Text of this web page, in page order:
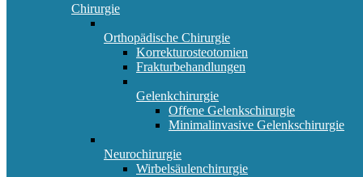
Chirurgie
Orthopädische Chirurgie
Korrekturosteotomien
Frakturbehandlungen
Gelenkchirurgie
Offene Gelenkschirurgie
Minimalinvasive Gelenkschirurgie
Neurochirurgie
Wirbelsäulenchirurgie